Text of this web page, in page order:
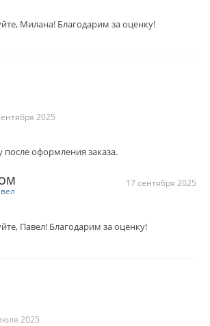
Милана! Благодарим за оценку!
2025
после оформления заказа.
17 сентября 2025
Павел! Благодарим за оценку!
2025